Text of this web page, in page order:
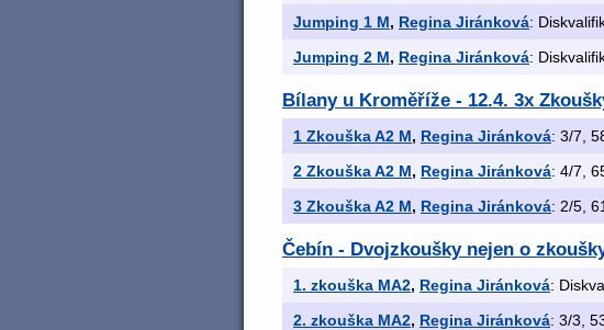
Jumping 1 M, Regina Jiránková:
Jumping 2 M, Regina Jiránková:
Bílany u Kroměříže - 12.4. 3x
1 Zkouška A2 M, Regina Jiránková: 3/7,
2 Zkouška A2 M, Regina Jiránková: 4/7,
3 Zkouška A2 M, Regina Jiránková: 2/5,
Čebín - Dvojzkoušky nejen o
1. zkouška MA2, Regina Jiránková:
2. zkouška MA2, Regina Jiránková: 3/3,